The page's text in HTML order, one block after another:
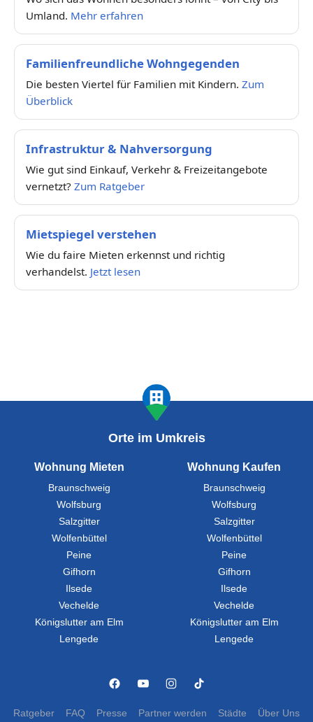
Umland. Mehr erfahren
Familienfreundliche Wohngegenden
Die besten Viertel für Familien mit Kindern. Zum
Überblick
Infrastruktur & Nahversorgung
Wie gut sind Einkauf, Verkehr & Freizeitangebote
vernetzt? Zum Ratgeber
Mietspiegel verstehen
Wie du faire Mieten erkennst und richtig
verhandelst. Jetzt lesen
Orte im Umkreis
Wohnung Mieten
Braunschweig
Wolfsburg
Salzgitter
Wolfenbüttel
Peine
Gifhorn
Ilsede
Vechelde
Königslutter am Elm
Lengede
Wohnung Kaufen
Braunschweig
Wolfsburg
Salzgitter
Wolfenbüttel
Peine
Gifhorn
Ilsede
Vechelde
Königslutter am Elm
Lengede
Ratgeber FAQ Presse Partner werden Städte Über Uns